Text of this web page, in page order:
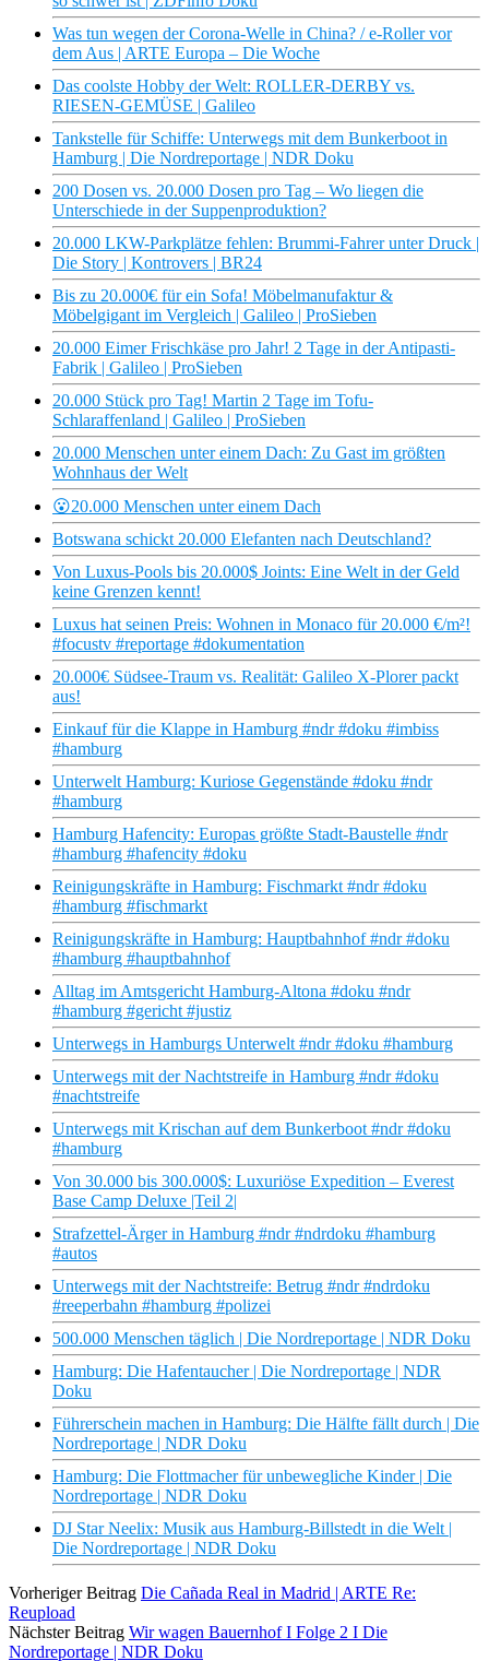
Was tun wegen der Corona-Welle in China? / e-Roller vor
dem Aus | ARTE Europa – Die Woche
Das coolste Hobby der Welt: ROLLER-DERBY vs.
RIESEN-GEMÜSE | Galileo
Tankstelle für Schiffe: Unterwegs mit dem Bunkerboot in
Hamburg | Die Nordreportage | NDR Doku
200 Dosen vs. 20.000 Dosen pro Tag – Wo liegen die
Unterschiede in der Suppenproduktion?
20.000 LKW-Parkplätze fehlen: Brummi-Fahrer unter Druck |
Die Story | Kontrovers | BR24
Bis zu 20.000€ für ein Sofa! Möbelmanufaktur &
Möbelgigant im Vergleich | Galileo | ProSieben
20.000 Eimer Frischkäse pro Jahr! 2 Tage in der Antipasti-
Fabrik | Galileo | ProSieben
20.000 Stück pro Tag! Martin 2 Tage im Tofu-
Schlaraffenland | Galileo | ProSieben
20.000 Menschen unter einem Dach: Zu Gast im größten
Wohnhaus der Welt
😮20.000 Menschen unter einem Dach
Botswana schickt 20.000 Elefanten nach Deutschland?
Von Luxus-Pools bis 20.000$ Joints: Eine Welt in der Geld
keine Grenzen kennt!
Luxus hat seinen Preis: Wohnen in Monaco für 20.000 €/m²!
#focustv #reportage #dokumentation
20.000€ Südsee-Traum vs. Realität: Galileo X-Plorer packt
aus!
Einkauf für die Klappe in Hamburg #ndr #doku #imbiss
#hamburg
Unterwelt Hamburg: Kuriose Gegenstände #doku #ndr
#hamburg
Hamburg Hafencity: Europas größte Stadt-Baustelle #ndr
#hamburg #hafencity #doku
Reinigungskräfte in Hamburg: Fischmarkt #ndr #doku
#hamburg #fischmarkt
Reinigungskräfte in Hamburg: Hauptbahnhof #ndr #doku
#hamburg #hauptbahnhof
Alltag im Amtsgericht Hamburg-Altona #doku #ndr
#hamburg #gericht #justiz
Unterwegs in Hamburgs Unterwelt #ndr #doku #hamburg
Unterwegs mit der Nachtstreife in Hamburg #ndr #doku
#nachtstreife
Unterwegs mit Krischan auf dem Bunkerboot #ndr #doku
#hamburg
Von 30.000 bis 300.000$: Luxuriöse Expedition – Everest
Base Camp Deluxe |Teil 2|
Strafzettel-Ärger in Hamburg #ndr #ndrdoku #hamburg
#autos
Unterwegs mit der Nachtstreife: Betrug #ndr #ndrdoku
#reeperbahn #hamburg #polizei
500.000 Menschen täglich | Die Nordreportage | NDR Doku
Hamburg: Die Hafentaucher | Die Nordreportage | NDR
Doku
Führerschein machen in Hamburg: Die Hälfte fällt durch | Die
Nordreportage | NDR Doku
Hamburg: Die Flottmacher für unbewegliche Kinder | Die
Nordreportage | NDR Doku
DJ Star Neelix: Musik aus Hamburg-Billstedt in die Welt |
Die Nordreportage | NDR Doku
Vorheriger Beitrag Die Cañada Real in Madrid | ARTE Re:
Reupload
Nächster Beitrag Wir wagen Bauernhof I Folge 2 I Die
Nordreportage | NDR Doku